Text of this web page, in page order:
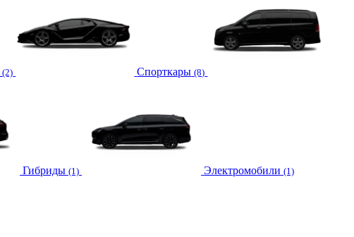
(2) Спорткары (8)
Гибриды (1) Электромобили (1)